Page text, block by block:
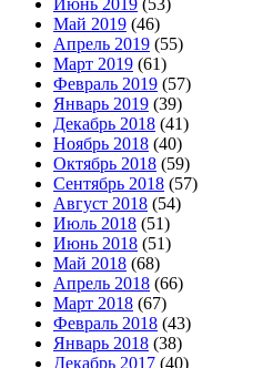
Июнь 2019 (53)
Май 2019 (46)
Апрель 2019 (55)
Март 2019 (61)
Февраль 2019 (57)
Январь 2019 (39)
Декабрь 2018 (41)
Ноябрь 2018 (40)
Октябрь 2018 (59)
Сентябрь 2018 (57)
Август 2018 (54)
Июль 2018 (51)
Июнь 2018 (51)
Май 2018 (68)
Апрель 2018 (66)
Март 2018 (67)
Февраль 2018 (43)
Январь 2018 (38)
Декабрь 2017 (40)